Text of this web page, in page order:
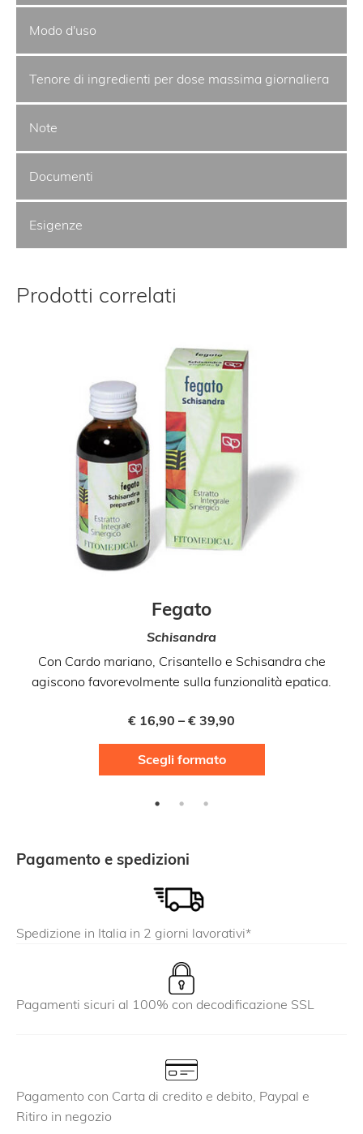
Modo d'uso
Tenore di ingredienti per dose massima giornaliera
Note
Documenti
Esigenze
Prodotti correlati
Fegato
Schisandra
Con Cardo mariano, Crisantello e Schisandra che
agiscono favorevolmente sulla funzionalità epatica.
€ 16,90 – € 39,90
Scegli formato
prodotto
Pagamento e spedizioni
Spedizione in Italia in 2 giorni lavorativi*
Pagamenti sicuri al 100% con decodificazione SSL
Pagamento con Carta di credito e debito, Paypal e
Ritiro in negozio